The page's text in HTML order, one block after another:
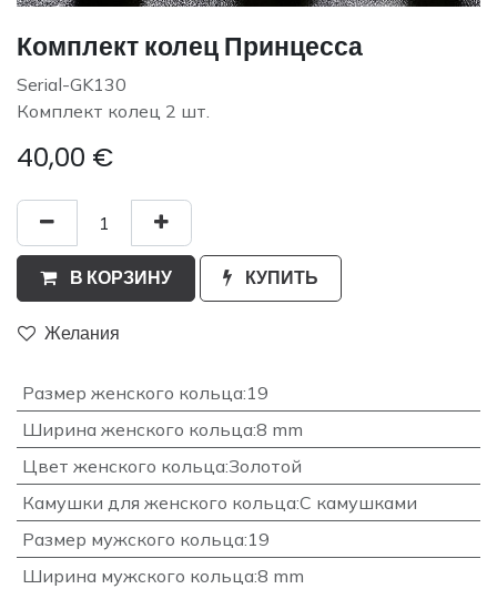
Комплект колец Принцесса
Serial-GK130
Комплект колец 2 шт.
40,00 €
В КОРЗИНУ КУПИТЬ
Желания
Размер женского кольца:19
Ширина женского кольца:8 mm
Цвет женского кольца:Золотой
Камушки для женского кольца:С камушками
Размер мужского кольца:19
Ширина мужского кольца:8 mm